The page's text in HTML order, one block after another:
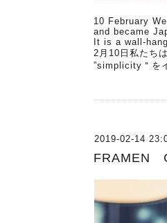
10 February
and became
It is a wall-
2月10日私たち
”simplicity＂を
2019-02-14
FRAMEN